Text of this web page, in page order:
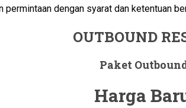
permintaan dengan syarat dan ketentuan
OUTBOUND
Paket
Harga